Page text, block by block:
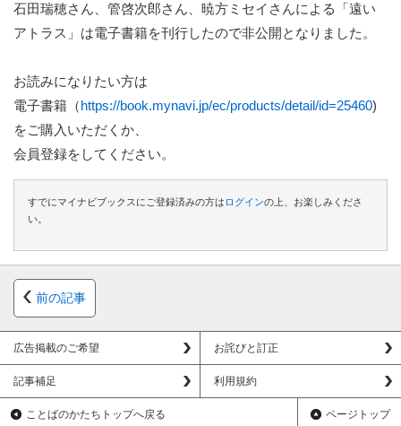
石田瑞穂さん、管啓次郎さん、暁方ミセイさんによる「遠い
アトラス」は電子書籍を刊行したので非公開となりました。
お読みになりたい方は
電子書籍（https://book.mynavi.jp/ec/products/detail/id=25460)
をご購入いただくか、
会員登録をしてください。
すでにマイナビブックスにご登録済みの方は ログインの上、お楽しみくださ
い。
前の記事
広告掲載のご希望 お詫びと訂正
記事補足 利用規約
ことばのかたちトップへ戻る ページトップ